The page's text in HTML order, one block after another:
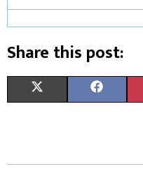
Share this post:
W E